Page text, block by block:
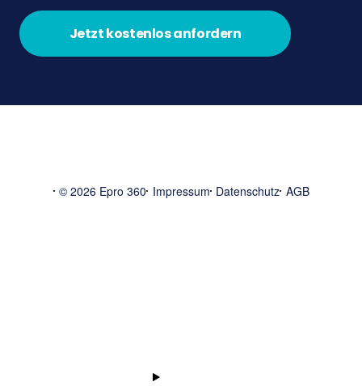
Jetzt kostenlos anfordern
© 2026 Epro 360 Impressum Datenschutz AGB